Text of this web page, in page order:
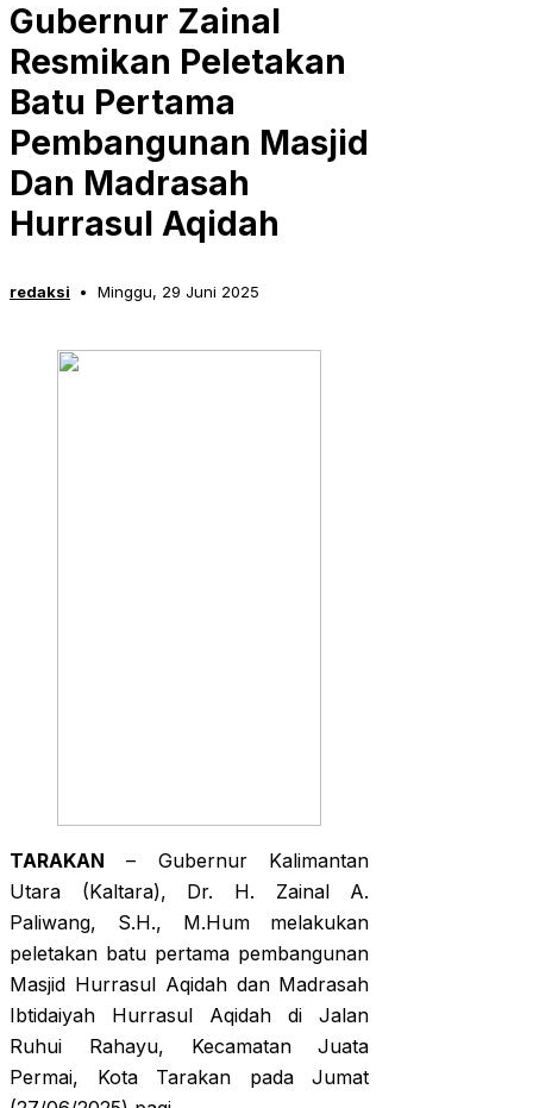
Gubernur Zainal
Resmikan Peletakan
Batu Pertama
Pembangunan Masjid
Dan Madrasah
Hurrasul Aqidah
redaksi Minggu, 29 Juni 2025
TARAKAN – Gubernur Kalimantan
Utara (Kaltara), Dr. H. Zainal A.
Paliwang, S.H., M.Hum melakukan
peletakan batu pertama pembangunan
Masjid Hurrasul Aqidah dan Madrasah
Ibtidaiyah Hurrasul Aqidah di Jalan
Ruhui Rahayu, Kecamatan Juata
Permai, Kota Tarakan pada Jumat